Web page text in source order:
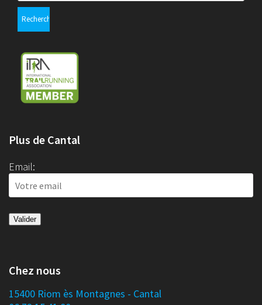
Plus de Cantal
Email:
Chez nous
15400 Riom ès Montagnes - Cantal